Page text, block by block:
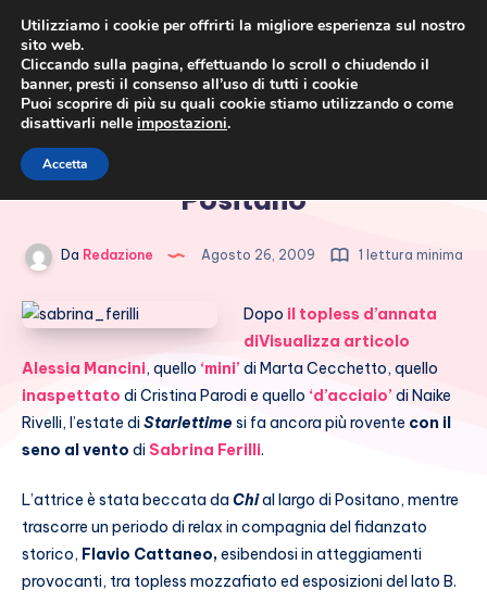
Sabrina Ferilli in topless a
Positano
Da Redazione Agosto 26, 2009 1 lettura minima
Dopo il topless d’annata
diVisualizza articolo
Alessia Mancini, quello ‘mini’ di Marta Cecchetto, quello
inaspettato di Cristina Parodi e quello ‘d’acciaio’ di Naike
Rivelli, l’estate diStarlettime si fa ancora più rovente con il
seno al vento di Sabrina Ferilli.
L’attrice è stata beccata da Chial largo di Positano, mentre
trascorre un periodo di relax in compagnia del fidanzato
storico, Flavio Cattaneo,esibendosi in atteggiamenti
provocanti, tra topless mozzafiato ed esposizioni del lato B.
Utilizziamo i cookie per offrirti la migliore esperienza sul nostro
sito web.
Cliccando sulla pagina, effettuando lo scroll o chiudendo il
banner, presti il consenso all’uso di tutti i cookie
Puoi scoprire di più su quali cookie stiamo utilizzando o come
disattivarli nelle impostazioni.
Accetta